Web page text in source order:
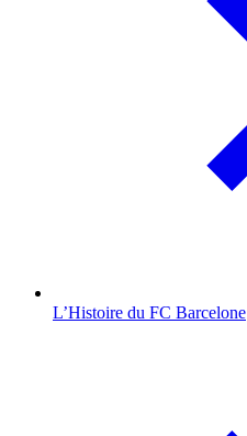
L’Histoire du FC Barcelone